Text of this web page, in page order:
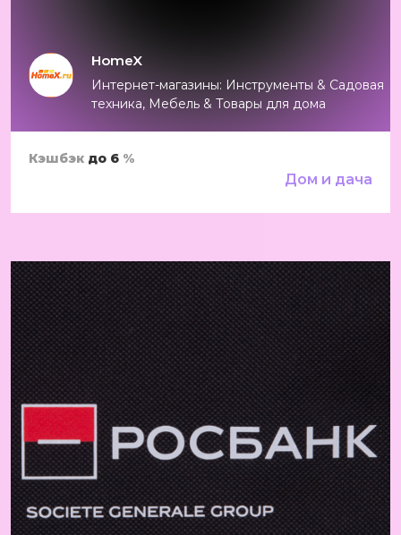
HomeX
Интернет-магазины: Инструменты & Садовая
техника, Мебель & Товары для дома
Кэшбэк до 6 %
Дом и дача